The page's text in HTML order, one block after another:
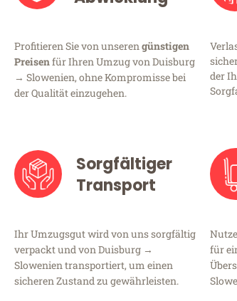
Profitieren Sie von unserengünstigen
Preisenfür Ihren Umzug von Duisburg
→ Slowenien, ohne Kompromisse bei
der Qualität einzugehen.
der
Sorgfältiger
Transport
Ihr Umzugsgut wird von uns sorgfältig
verpackt und von Duisburg →
Slowenien transportiert, um einen
sicheren Zustand zu gewährleisten.
für